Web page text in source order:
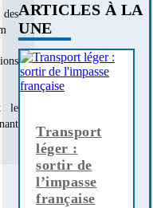
le
ARTICLES À LA
UNE
Transport
léger :
sortir de
l’impasse
française